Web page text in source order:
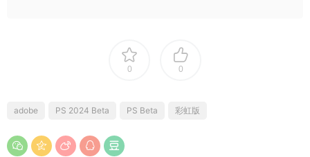
：请注意，Adobe已对来自中国大陆地区的IP地
Photoshop与AI等软件的协同使用者，请通过指定链接
0 0
adobe PS 2024 Beta PS Beta 彩虹版